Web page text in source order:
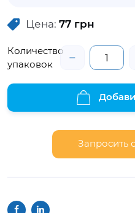
холодные напитки,
содержание, запах и
Цена: 77 грн
Количество
упаковок
−
Запросить